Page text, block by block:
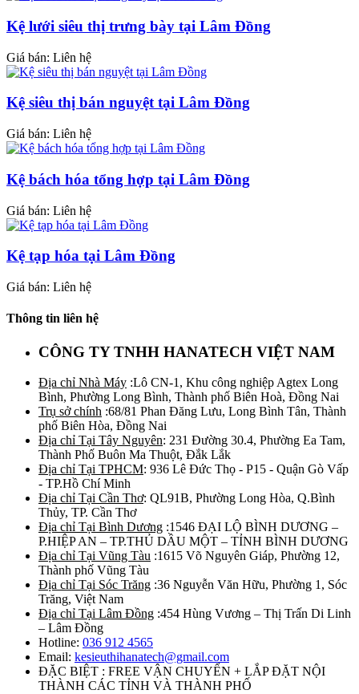
Kệ lưới siêu thị trưng bày tại Lâm Đồng
Giá bán: Liên hệ
Kệ siêu thị bán nguyệt tại Lâm Đồng
Giá bán: Liên hệ
Kệ bách hóa tổng hợp tại Lâm Đồng
Giá bán: Liên hệ
Kệ tạp hóa tại Lâm Đồng
Giá bán: Liên hệ
Thông tin liên hệ
CÔNG TY TNHH HANATECH VIỆT NAM
Địa chỉ Nhà Máy :Lô CN-1, Khu công nghiệp Agtex Long
Bình, Phường Long Bình, Thành phố Biên Hoà, Đồng Nai
Trụ sở chính :68/81 Phan Đăng Lưu, Long Bình Tân, Thành
phố Biên Hòa, Đồng Nai
Địa chỉ Tại Tây Nguyên: 231 Đường 30.4, Phường Ea Tam,
Thành Phố Buôn Ma Thuột, Đắk Lắk
Địa chỉ Tại TPHCM: 936 Lê Đức Thọ - P15 - Quận Gò Vấp
- TP.Hồ Chí Minh
Địa chỉ Tại Cần Thơ: QL91B, Phường Long Hòa, Q.Bình
Thủy, TP. Cần Thơ
Địa chỉ Tại Bình Dương :1546 ĐẠI LỘ BÌNH DƯƠNG –
P.HIỆP AN – TP.THỦ DẦU MỘT – TỈNH BÌNH DƯƠNG
Địa chỉ Tại Vũng Tàu :1615 Võ Nguyên Giáp, Phường 12,
Thành phố Vũng Tàu
Địa chỉ Tại Sóc Trăng :36 Nguyễn Văn Hữu, Phường 1, Sóc
Trăng, Việt Nam
Địa chỉ Tại Lâm Đồng :454 Hùng Vương – Thị Trấn Di Linh
– Lâm Đồng
Hotline: 036 912 4565
Email: kesieuthihanatech@gmail.com
ĐẶC BIỆT : FREE VẬN CHUYỂN + LẮP ĐẶT NỘI
THÀNH CÁC TỈNH VÀ THÀNH PHỐ